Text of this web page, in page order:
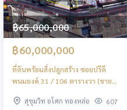
฿65,000,000
฿60,000,000
ที่ดินพร้อมสิ่งปลูกสร้าง ซอยปรีดี
พนมยงค์ 31 / 106 ตารางวา (ขาย),
Panomyong 31 / 424 Square
สุขุมวิท อโศก ทองหล่อ 607